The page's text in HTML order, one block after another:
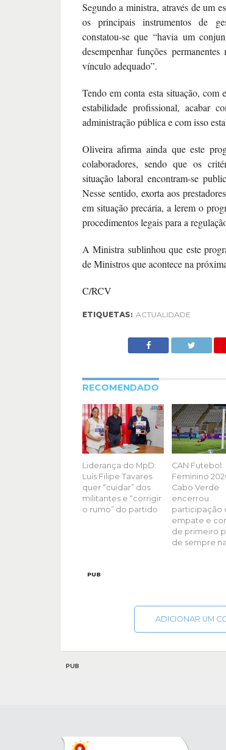
Segundo a ministra, através de um
os principais instrumentos de
constatou-se que “havia um
desempenhar funções
vínculo adequado”.
Tendo em conta esta situação, com
estabilidade profissional, acabar
administração pública e com isso
Oliveira afirma ainda que este
colaboradores, sendo que os
situação laboral encontram-se
Nesse sentido, exorta aos
em situação precária, a lerem o
procedimentos legais para a
A Ministra sublinhou que este
de Ministros que acontece na
C/RCV
ETIQUETAS: ACTUALIDADE
RECOMENDADO
Liderança do MpD:
Luís Filipe Tavares
quer “cuidar” dos
militantes e “corrigir
o rumo” do partido
CAN Futebol
Feminino
Cabo Verde
encerrou
participação
empate e
de primeiro
de sempre
PUB
ADICIONAR UM
PUB